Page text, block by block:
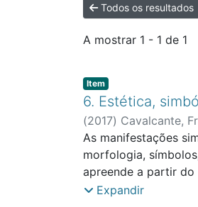
Todos os resultados
A mostrar 1 - 1 de 1
Item type:
Item,
6. Estética,
(2017) Cavalcante,
Pere Sanches;
As manifestações
morfologia,
apreende a partir do
alcança no século
Expandir